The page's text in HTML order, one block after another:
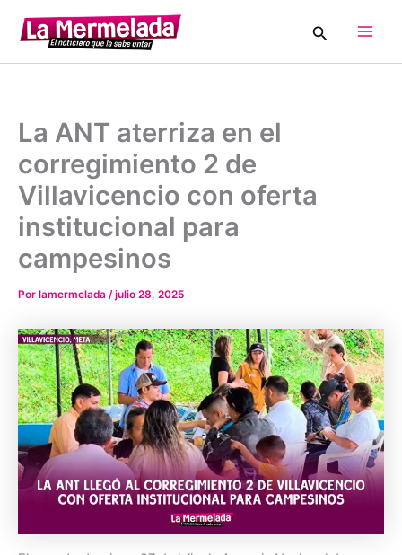
contenido
Buscar
La ANT aterriza en el
corregimiento 2 de
Villavicencio con oferta
institucional para
campesinos
Por lamermelada /julio 28, 2025